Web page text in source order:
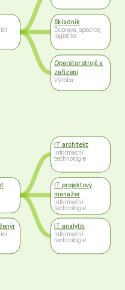
Skladník
Doprava, spedice,
logistika
Operátor strojů a
zařízení
Výroba
IT architekt
Informační
technologie
IT projektový
manažer
Informační
technologie
IT analytik
Informační
technologie